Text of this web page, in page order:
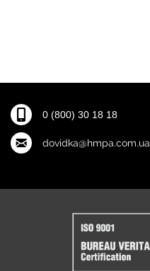
0 (800) 30 18 18
dovidka@hmpa.com.ua